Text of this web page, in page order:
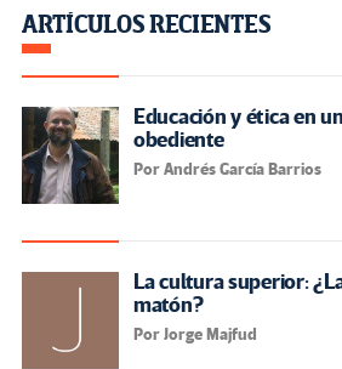
ARTÍCULOS RECIENTES
Educación y ética en
obediente
Por Andrés García Barrios
La cultura superior:
matón?
Por Jorge Majfud